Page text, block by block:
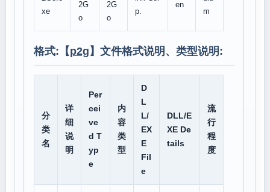
xe
2G
o
2G
o
p.
en
m
格式:【p2g 】文件格式说明、类型说明:
分
类
名
详
细
说
明
Per
cei
ve
d T
yp
e
内
容
类
型
D
L
L/
EX
E
Fil
e
DLL/E
XE De
tails
流
行
程
度